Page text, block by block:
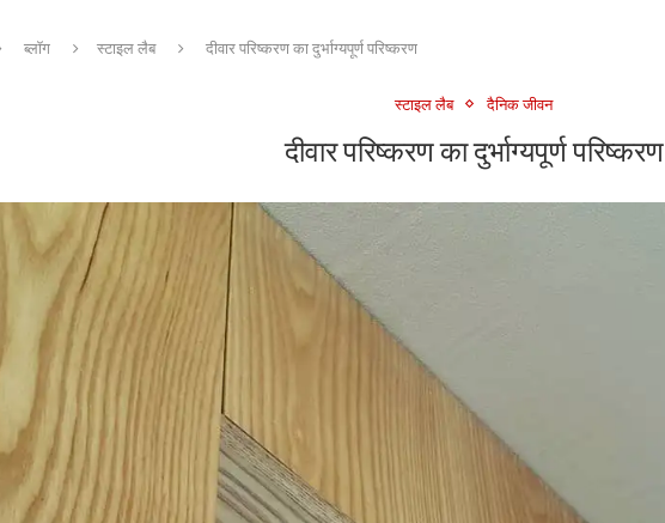
ब्लॉग स्टाइल लैब दीवार परिष्करण का दुर्भाग्यपूर्ण परिष्करण
स्टाइल लैब दैनिक जीवन
दीवार परिष्करण का दुर्भाग्यपूर्ण परिष्करण